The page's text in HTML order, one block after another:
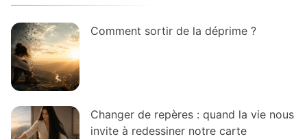
Comment sortir de la déprime ?
Changer de repères : quand la vie nous
invite à redessiner notre carte